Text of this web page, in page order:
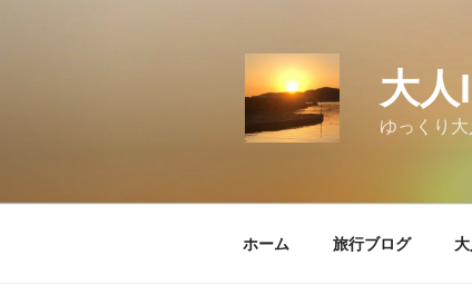
キ
大人
ゆっくり
ホーム 旅行ブログ